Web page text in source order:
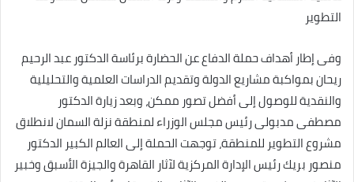
التطوير
وفى إطار أهداف حملة الدفاع عن الحضارة برئاسة الدكتور عبد الرحيم
ريحان بمواكبة مشاريع الدولة وتقديم الدراسات العلمية والتحليلية
والنقدية للوصول إلى أفضل تصور ممكن، وبعد زيارة الدكتور
مصطفى مدبولى رئيس مجلس الوزراء لمنطقة نزلة السمان لانطلاق
مشروع التطوير للمنطقة، توجهت الحملة إلى العالم الكبير الدكتور
منصور بريك رئيس الإدارة المركزية لآثار القاهرة والجيزة الأسبق وخبير